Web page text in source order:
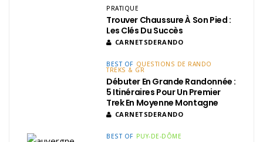
PRATIQUE
Trouver Chaussure À Son Pied :
Les Clés Du Succès
CARNETSDERANDO
BEST OF QUESTIONS DE RANDO
TREKS & GR
Débuter En Grande Randonnée :
5 Itinéraires Pour Un Premier
Trek En Moyenne Montagne
CARNETSDERANDO
BEST OF PUY-DE-DÔME